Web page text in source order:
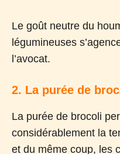
Le goût neutre du
légumineuses
l’avocat.
2. La purée de
La purée de brocoli
considérablement la
et du même coup, les